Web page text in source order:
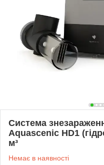
Система
Aquascenic HD1
м³
Немає в наявності